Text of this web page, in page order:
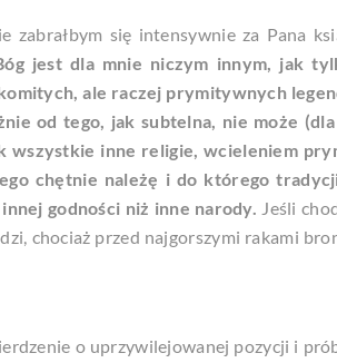
zabrałbym się intensywnie za Pana
jest dla mnie niczym innym, jak
ale raczej prymitywnych
od tego, jak subtelna, nie może
wszystkie inne religie, wcieleniem
chętnie należę i do którego
godności niż inne narody. Jeśli
chociaż przed najgorszymi rakami
o uprzywilejowanej pozycji i